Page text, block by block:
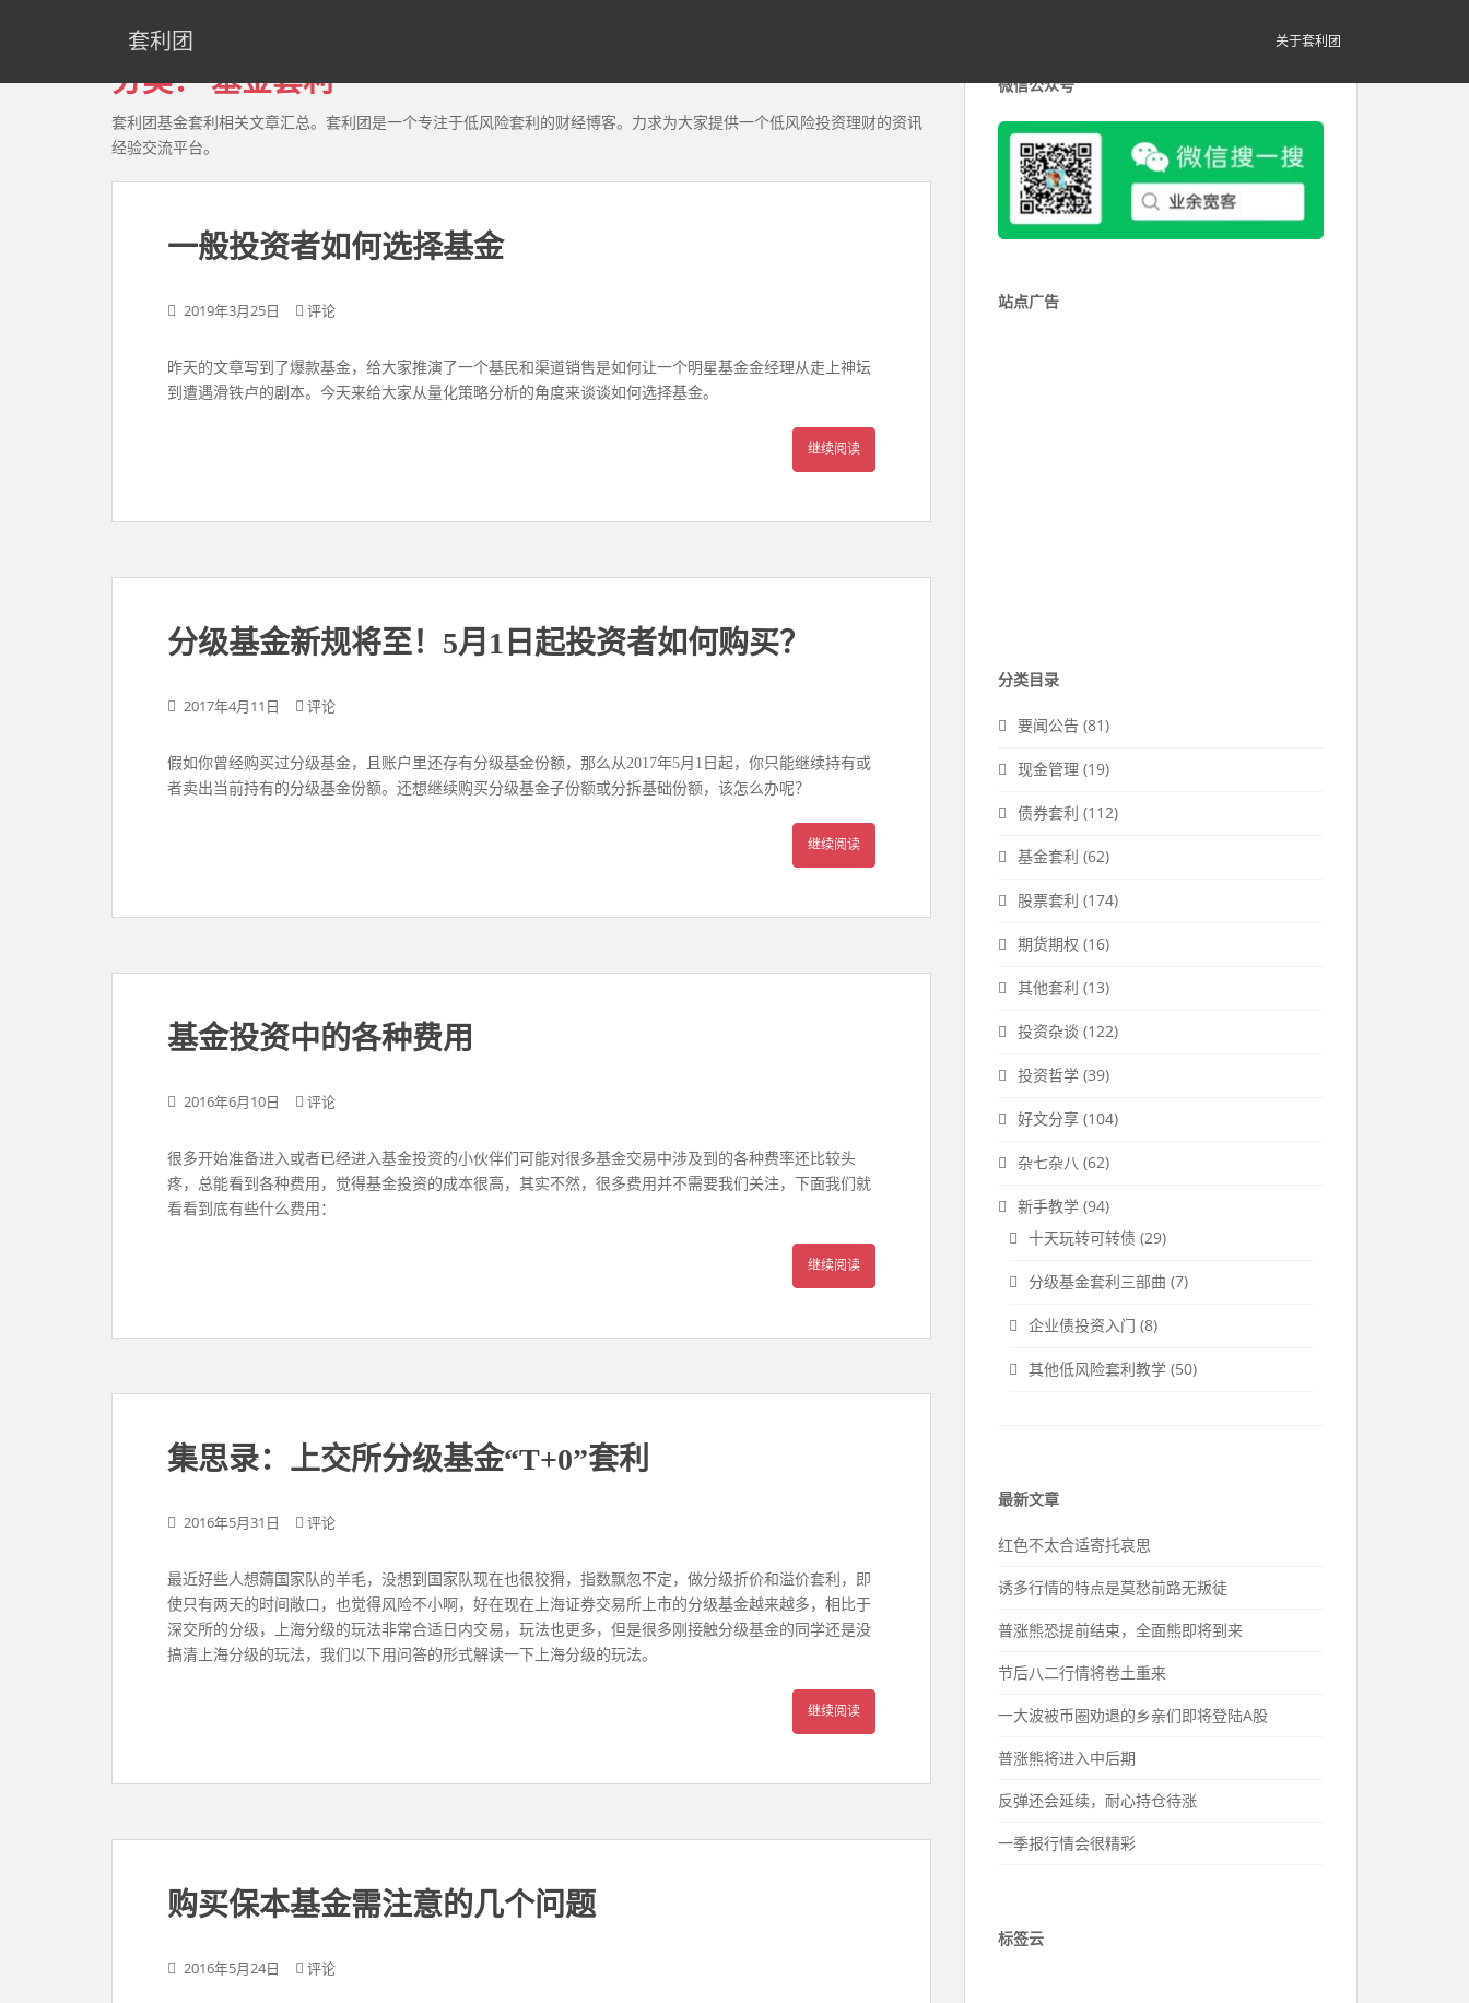
p
套利团 关于套利团
分类：基金套利
套利团基金套利相关文章汇总。套利团是一个专注于低风险套利的财经博客。力求为大家提供一个低风险投资理财的资讯
经验交流平台。
一般投资者如何选择基金
2019年3月25日 评论
​​昨天的文章写到了爆款基金，给大家推演了一个基民和渠道销售是如何让一个明星基金金经理从走上神坛
到遭遇滑铁卢的剧本。今天来给大家从量化策略分析的角度来谈谈如何选择基金。
继续阅读
分级基金新规将至！5月1日起投资者如何购买？
2017年4月11日 评论
假如你曾经购买过分级基金，且账户里还存有分级基金份额，那么从2017年5月1日起，你只能继续持有或
者卖出当前持有的分级基金份额。还想继续购买分级基金子份额或分拆基础份额，该怎么办呢？
继续阅读
基金投资中的各种费用
2016年6月10日 评论
很多开始准备进入或者已经进入基金投资的小伙伴们可能对很多基金交易中涉及到的各种费率还比较头
疼，总能看到各种费用，觉得基金投资的成本很高，其实不然，很多费用并不需要我们关注，下面我们就
看看到底有些什么费用：
继续阅读
集思录：上交所分级基金“T+0”套利
2016年5月31日 评论
最近好些人想薅国家队的羊毛，没想到国家队现在也很狡猾，指数飘忽不定，做分级折价和溢价套利，即
使只有两天的时间敞口，也觉得风险不小啊，好在现在上海证券交易所上市的分级基金越来越多，相比于
深交所的分级，上海分级的玩法非常合适日内交易，玩法也更多，但是很多刚接触分级基金的同学还是没
搞清上海分级的玩法，我们以下用问答的形式解读一下上海分级的玩法。
继续阅读
购买保本基金需注意的几个问题
2016年5月24日 评论
微信公众号
站点广告
分类目录
要闻公告 (81)
现金管理 (19)
债券套利 (112)
基金套利 (62)
股票套利 (174)
期货期权 (16)
其他套利 (13)
投资杂谈 (122)
投资哲学 (39)
好文分享 (104)
杂七杂八 (62)
新手教学 (94)
十天玩转可转债 (29)
分级基金套利三部曲 (7)
企业债投资入门 (8)
其他低风险套利教学 (50)
最新文章
红色不太合适寄托哀思
诱多行情的特点是莫愁前路无叛徒
普涨熊恐提前结束，全面熊即将到来
节后八二行情将卷土重来
一大波被币圈劝退的乡亲们即将登陆A股
普涨熊将进入中后期
反弹还会延续，耐心持仓待涨
一季报行情会很精彩
标签云